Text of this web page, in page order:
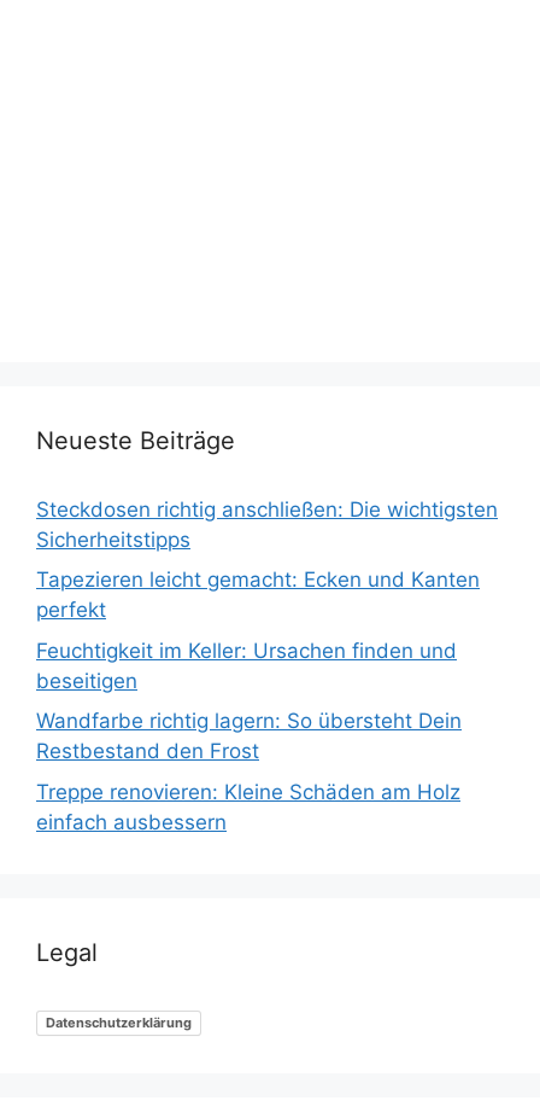
Neueste Beiträge
Steckdosen richtig anschließen: Die wichtigsten
Sicherheitstipps
Tapezieren leicht gemacht: Ecken und Kanten
perfekt
Feuchtigkeit im Keller: Ursachen finden und
beseitigen
Wandfarbe richtig lagern: So übersteht Dein
Restbestand den Frost
Treppe renovieren: Kleine Schäden am Holz
einfach ausbessern
Legal
Datenschutzerklärung